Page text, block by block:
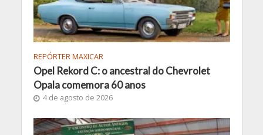
REPÓRTER MAXICAR
Opel Rekord C: o ancestral do Chevrolet
Opala comemora 60 anos
4 de agosto de 2026